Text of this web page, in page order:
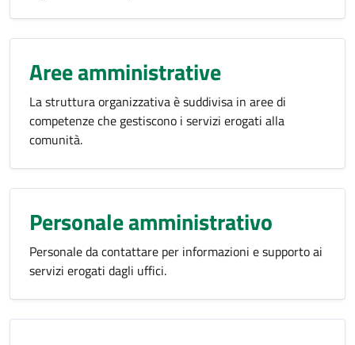
Aree amministrative
La struttura organizzativa è suddivisa in aree di
competenze che gestiscono i servizi erogati alla
comunità.
Personale amministrativo
Personale da contattare per informazioni e supporto ai
servizi erogati dagli uffici.